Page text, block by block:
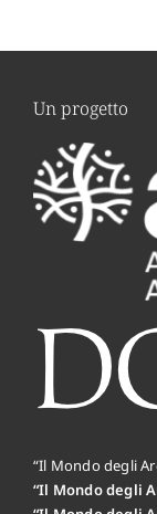
Un progetto
“Il Mondo degli
“Il Mondo degli